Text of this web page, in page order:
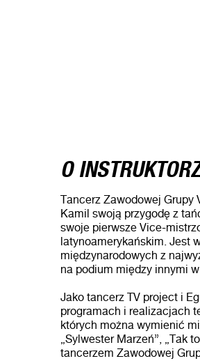
O
Tancerz Zawodowej Grupy
Kamil swoją przygodę z
swoje pierwsze Vice-
latynoamerykańskim. Jest
międzynarodowych z
na podium między innymi
Jako tancerz TV project i
programach i realizacjach
których można wymienić
„Sylwester Marzeń”, „Tak
tancerzem Zawodowej